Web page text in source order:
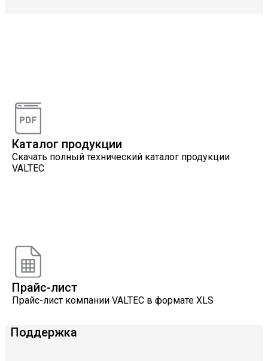
Каталог продукции
Скачать полный технический каталог продукции
VALTEC
Прайс-лист
Прайс-лист компании VALTEC в формате XLS
Поддержка